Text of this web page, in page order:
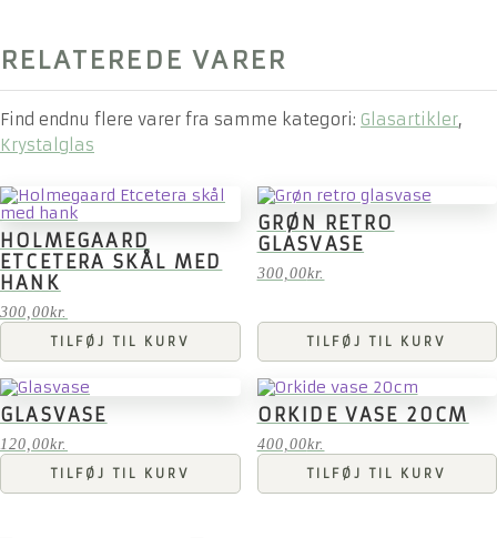
RELATEREDE VARER
Find endnu flere varer fra samme kategori: Glasartikler,
Krystalglas
HOLMEGAARD
ETCETERA SKÅL MED
HANK
300,00kr.
TILFØJ TIL KURV
GRØN RETRO
GLASVASE
300,00kr.
TILFØJ TIL KURV
GLASVASE
120,00kr.
TILFØJ TIL KURV
ORKIDE VASE 20CM
400,00kr.
TILFØJ TIL KURV